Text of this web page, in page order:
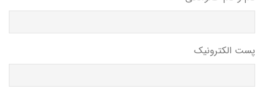
پست الکترونیک